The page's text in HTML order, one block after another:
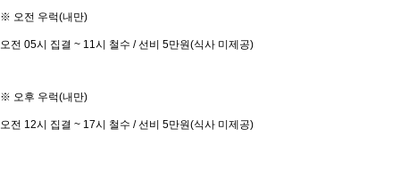
※ 오전 우럭(내만)
오전 05시 집결 ~ 11시 철수 / 선비 5만원(식사 미제공)
※ 오후 우럭(내만)
오전 12시 집결 ~ 17시 철수 / 선비 5만원(식사 미제공)